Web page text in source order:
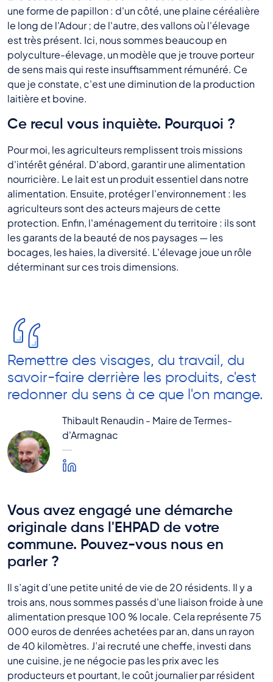
une forme de papillon : d'un côté, une plaine céréalière
le long de l'Adour ; de l'autre, des vallons où l'élevage
est très présent. Ici, nous sommes beaucoup en
polyculture-élevage, un modèle que je trouve porteur
de sens mais qui reste insuffisamment rémunéré. Ce
que je constate, c'est une diminution de la production
laitière et bovine.
Ce recul vous inquiète. Pourquoi ?
Pour moi, les agriculteurs remplissent trois missions
d'intérêt général. D'abord, garantir une alimentation
nourricière. Le lait est un produit essentiel dans notre
alimentation. Ensuite, protéger l'environnement : les
agriculteurs sont des acteurs majeurs de cette
protection. Enfin, l'aménagement du territoire : ils sont
les garants de la beauté de nos paysages — les
bocages, les haies, la diversité. L'élevage joue un rôle
déterminant sur ces trois dimensions.
Remettre des visages, du travail, du
savoir-faire derrière les produits, c'est
redonner du sens à ce que l'on mange.
Thibault Renaudin - Maire de Termes-
d'Armagnac
Vous avez engagé une démarche
originale dans l'EHPAD de votre
commune. Pouvez-vous nous en
parler ?
Il s’agit d’une petite unité de vie de 20 résidents. Il y a
trois ans, nous sommes passés d'une liaison froide à une
alimentation presque 100 % locale. Cela représente 75
000 euros de denrées achetées par an, dans un rayon
de 40 kilomètres. J’ai recruté une cheffe, investi dans
une cuisine, je ne négocie pas les prix avec les
producteurs et pourtant, le coût journalier par résident